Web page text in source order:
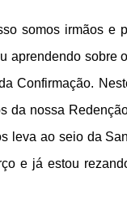
somos irmãos e
aprendendo sobre
Confirmação.
da nossa
leva ao seio da
e já estou